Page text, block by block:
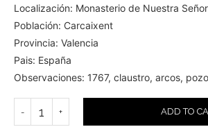
Localización: Monasterio de Nuestra
Población: Carcaixent
Provincia: Valencia
Pais: España
Observaciones: 1767, claustro, arcos, pozo
ADD TO